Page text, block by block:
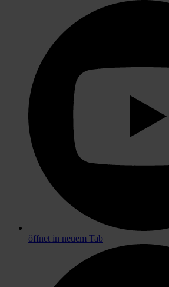
öffnet in neuem Tab